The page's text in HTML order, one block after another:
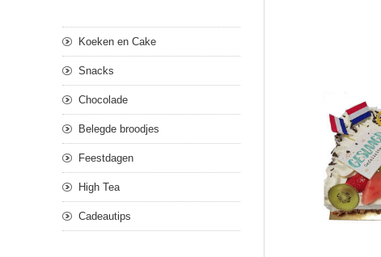
Koeken en Cake
Snacks
Chocolade
Belegde broodjes
Feestdagen
High Tea
Cadeautips